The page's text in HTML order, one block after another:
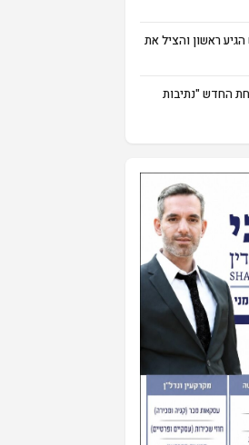
ראשון והציל את
החדש "נתיבות